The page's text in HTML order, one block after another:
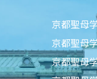
京都聖母
京都聖母
京都聖母